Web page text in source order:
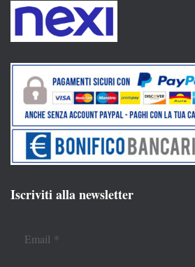
Iscriviti alla newsletter
Email *